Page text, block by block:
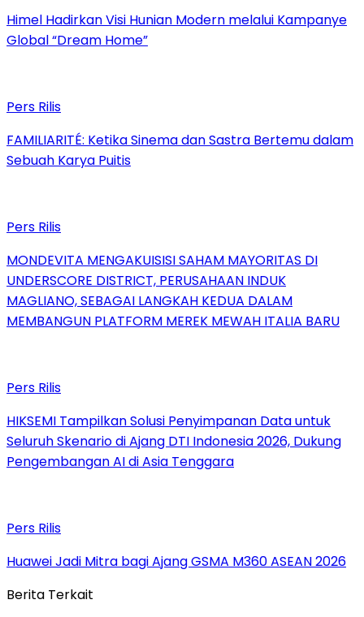
Himel Hadirkan Visi Hunian Modern melalui Kampanye
Global “Dream Home”
Pers Rilis
FAMILIARITÉ: Ketika Sinema dan Sastra Bertemu dalam
Sebuah Karya Puitis
Pers Rilis
MONDEVITA MENGAKUISISI SAHAM MAYORITAS DI
UNDERSCORE DISTRICT, PERUSAHAAN INDUK
MAGLIANO, SEBAGAI LANGKAH KEDUA DALAM
MEMBANGUN PLATFORM MEREK MEWAH ITALIA BARU
Pers Rilis
HIKSEMI Tampilkan Solusi Penyimpanan Data untuk
Seluruh Skenario di Ajang DTI Indonesia 2026, Dukung
Pengembangan AI di Asia Tenggara
Pers Rilis
Huawei Jadi Mitra bagi Ajang GSMA M360 ASEAN 2026
Berita Terkait